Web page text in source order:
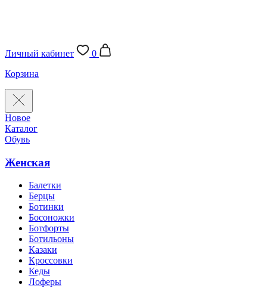
Личный кабинет
0
Корзина
Новое
Каталог
Обувь
Женская
Балетки
Берцы
Ботинки
Босоножки
Ботфорты
Ботильоны
Казаки
Кроссовки
Кеды
Лоферы